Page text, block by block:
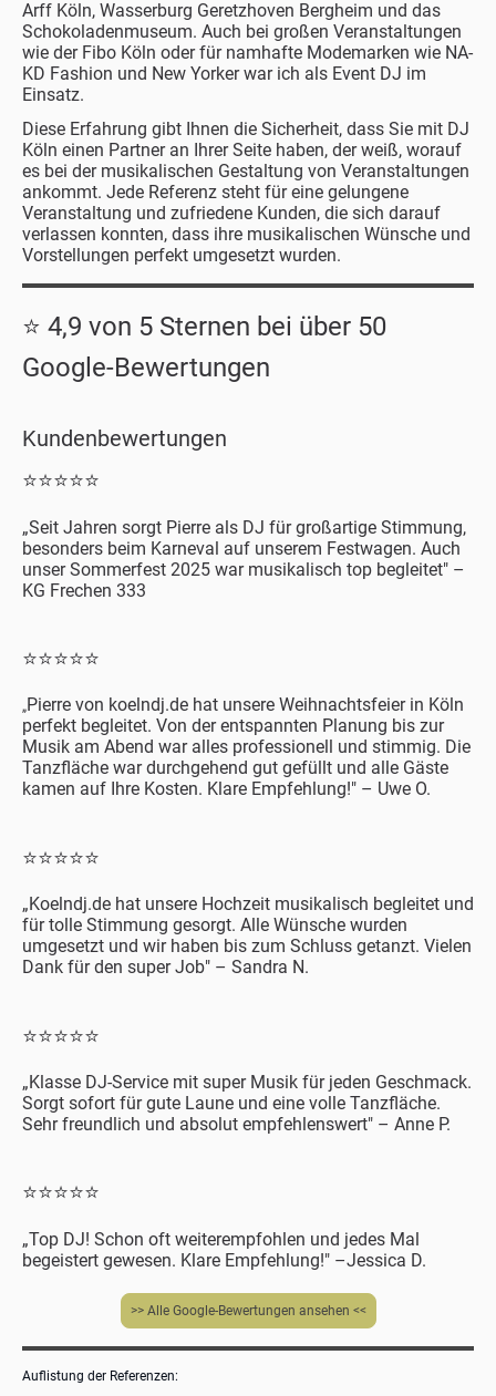
Arff Köln, Wasserburg Geretzhoven Bergheim und das
Schokoladenmuseum. Auch bei großen Veranstaltungen
wie der Fibo Köln oder für namhafte Modemarken wie NA-
KD Fashion und New Yorker war ich als Event DJ im
Einsatz.
Diese Erfahrung gibt Ihnen die Sicherheit, dass Sie mit DJ
Köln einen Partner an Ihrer Seite haben, der weiß, worauf
es bei der musikalischen Gestaltung von Veranstaltungen
ankommt. Jede Referenz steht für eine gelungene
Veranstaltung und zufriedene Kunden, die sich darauf
verlassen konnten, dass ihre musikalischen Wünsche und
Vorstellungen perfekt umgesetzt wurden.
⭐ 4,9 von 5 Sternen bei über 50
Google-Bewertungen
Kundenbewertungen
⭐⭐⭐⭐⭐
„Seit Jahren sorgt Pierre als DJ für großartige Stimmung,
besonders beim Karneval auf unserem Festwagen. Auch
unser Sommerfest 2025 war musikalisch top begleitet" –
KG Frechen 333
⭐⭐⭐⭐⭐
„Pierre von koelndj.de hat unsere Weihnachtsfeier in Köln
perfekt begleitet. Von der entspannten Planung bis zur
Musik am Abend war alles professionell und stimmig. Die
Tanzfläche war durchgehend gut gefüllt und alle Gäste
kamen auf Ihre Kosten. Klare Empfehlung!" – Uwe O.
⭐⭐⭐⭐⭐
„Koelndj.de hat unsere Hochzeit musikalisch begleitet und
für tolle Stimmung gesorgt. Alle Wünsche wurden
umgesetzt und wir haben bis zum Schluss getanzt. Vielen
Dank für den super Job" – Sandra N.
⭐⭐⭐⭐⭐
„Klasse DJ-Service mit super Musik für jeden Geschmack.
Sorgt sofort für gute Laune und eine volle Tanzfläche.
Sehr freundlich und absolut empfehlenswert" – Anne P.
⭐⭐⭐⭐⭐
„Top DJ! Schon oft weiterempfohlen und jedes Mal
begeistert gewesen. Klare Empfehlung!" –Jessica D.
>> Alle Google-Bewertungen ansehen <<
Auflistung der Referenzen: